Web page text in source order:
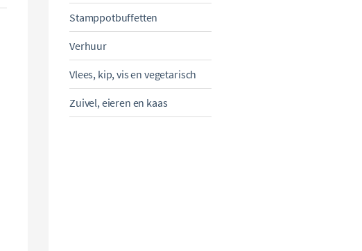
Stamppotbuffetten
Verhuur
Vlees, kip, vis en vegetarisch
Zuivel, eieren en kaas